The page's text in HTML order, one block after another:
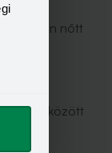
nőtt
között